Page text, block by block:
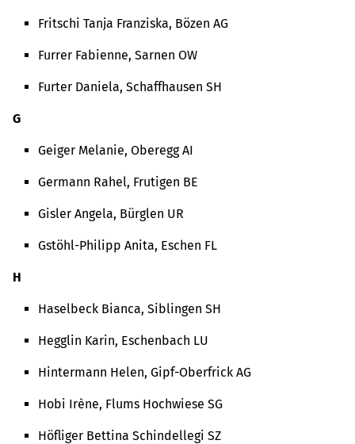
Fritschi Tanja Franziska, Bözen AG
Furrer Fabienne, Sarnen OW
Furter Daniela, Schaffhausen SH
G
Geiger Melanie, Oberegg AI
Germann Rahel, Frutigen BE
Gisler Angela, Bürglen UR
Gstöhl-Philipp Anita, Eschen FL
H
Haselbeck Bianca, Siblingen SH
Hegglin Karin, Eschenbach LU
Hintermann Helen, Gipf-Oberfrick AG
Hobi Irène, Flums Hochwiese SG
Höfliger Bettina Schindellegi SZ